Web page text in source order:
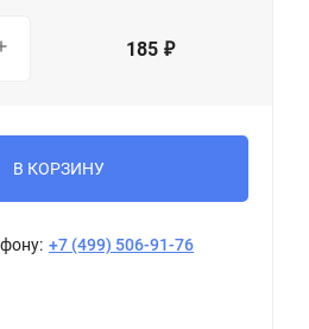
185 ₽
В КОРЗИНУ
+7 (499) 506-91-76